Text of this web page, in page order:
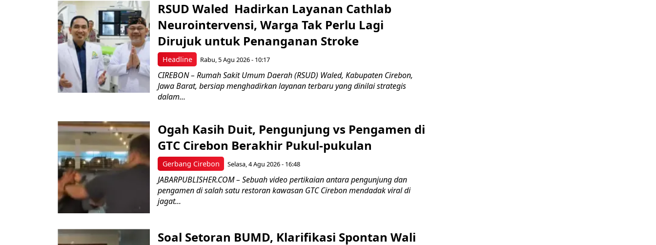
Headline
RSUD Waled Hadirkan Layanan Cathlab
Neurointervensi, Warga Tak Perlu Lagi
Dirujuk untuk Penanganan Stroke
Rabu, 5 Agu 2026 - 10:17
CIREBON – Rumah Sakit Umum Daerah (RSUD) Waled, Kabupaten Cirebon,
Jawa Barat, bersiap menghadirkan layanan terbaru yang dinilai strategis
dalam...
Gerbang Cirebon
Ogah Kasih Duit, Pengunjung vs Pengamen di
GTC Cirebon Berakhir Pukul-pukulan
Selasa, 4 Agu 2026 - 16:48
JABARPUBLISHER.COM – Sebuah video pertikaian antara pengunjung dan
pengamen di salah satu restoran kawasan GTC Cirebon mendadak viral di
jagat...
Soal Setoran BUMD, Klarifikasi Spontan Wali